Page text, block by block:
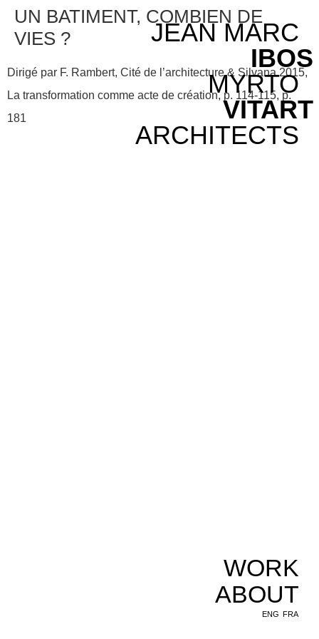
JEAN MARC
IBOS
MYRTO
VITART
ARCHITECTS
WORK
ABOUT
ENG FRA
UN BATIMENT, COMBIEN DE
VIES ?
Dirigé par F. Rambert, Cité de l’architecture & Silvana 2015,
La transformation comme acte de création, p. 114-115, p.
181